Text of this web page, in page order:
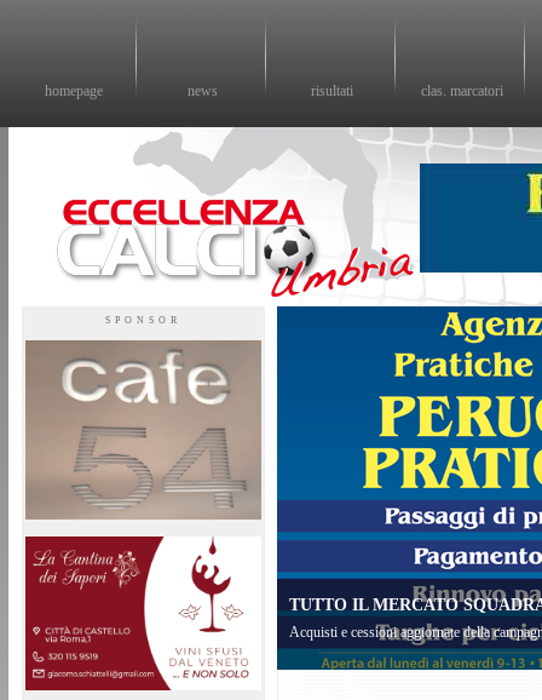
homepage news risultati clas. marcatori
SPONSOR
TUTTO IL MERCATO
Acquisti e cessioni aggiornate della